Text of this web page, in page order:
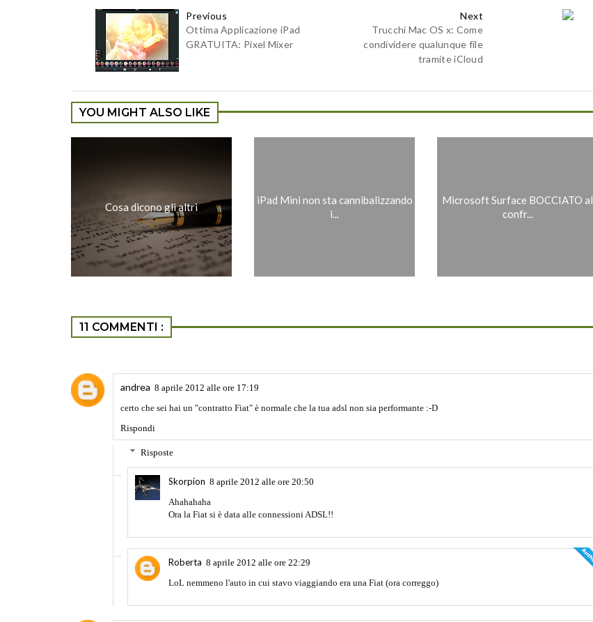
Next
Trucchi Mac OS x: Come
condividere qualunque file
tramite iCloud
Previous
Ottima Applicazione iPad
GRATUITA: Pixel Mixer
YOU MIGHT ALSO LIKE
Cosa dicono gli altri
iPad Mini non sta cannibalizzando
i...
Microsoft Surface BOCCIATO al
confr...
11 COMMENTI :
andrea 8 aprile 2012 alle ore 17:19
certo che sei hai un "contratto Fiat" è normale che la tua adsl non sia performante :-D
Rispondi
Risposte
Skorpion 8 aprile 2012 alle ore 20:50
Ahahahaha
Ora la Fiat si è data alle connessioni ADSL!!
Roberta 8 aprile 2012 alle ore 22:29
LoL nemmeno l'auto in cui stavo viaggiando era una Fiat (ora correggo)